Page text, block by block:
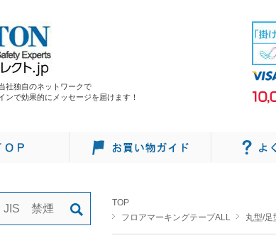
社独自のネットワークで
ンで効果的にメッセージを届けます！
TOP
フロアマーキングテープALL
丸型/足